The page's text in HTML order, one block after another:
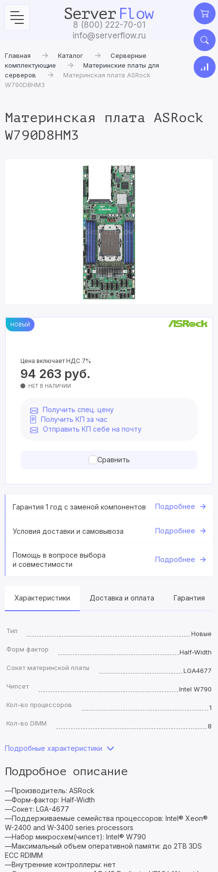
8 (800) 222-70-01
info@serverflow.ru
Главная Каталог
Серверные
комплектующие
Материнские платы для
серверов
Материнская плата ASRock
W790D8HM3
Материнская плата ASRock
W790D8HM3
НОВЫЙ
Цена включает НДС 7%
94 263 руб.
НЕТ В НАЛИЧИИ
Получить спец. цену
Получить КП за час
Отправить КП себе на почту
Сравнить
Гарантия 1 год с заменой компонентов Подробнее
Условия доставки и самовывоза Подробнее
Помощь в вопросе выбора
и совместимости
Подробнее
Характеристики Доставка и оплата Гарантия
Тип
Новые
Форм фактор
Half-Width
Сокет материнской платы
LGA4677
Чипсет
Intel W790
Кол-во процессоров
1
Кол-во DIMM
8
Подробные характеристики
Подробное описание
—Производитель: ASRock
—Форм-фактор: Half-Width
—Сокет: LGA-4677
—Поддерживаемые семейства процессоров: Intel® Xeon®
W-2400 and W-3400 series processors
—Набор микросхем(чипсет): Intel® W790
—Максимальный объем оперативной памяти: до 2TB 3DS
ECC RDIMM
—Внутренние контроллеры: нет